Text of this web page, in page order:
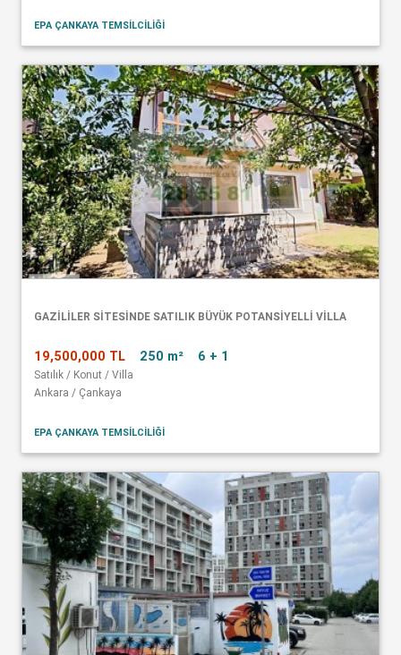
EPA ÇANKAYA TEMSİLCİLİĞİ
GAZİLİLER SİTESİNDE SATILIK BÜYÜK POTANSİYELLİ VİLLA
19,500,000 TL 250 m² 6 + 1
Satılık / Konut / Villa
Ankara / Çankaya
EPA ÇANKAYA TEMSİLCİLİĞİ